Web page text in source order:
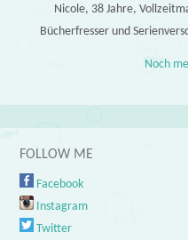
Nicole, 38 Jahre,
Bücherfresser und
Noch
FOLLOW ME
Facebook
Instagram
Twitter